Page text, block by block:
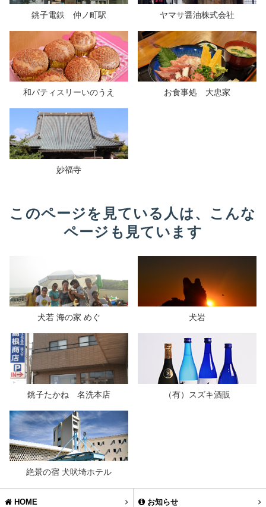
銚子電鉄 仲ノ町駅 ヤマサ醤油株式会社
和パティスリーいのうえ お食事処 大忠家
妙福寺
このページを見ている人は、こんな
ページも見ています
犬若 海の家 めぐ 犬岩
銚子たかね 名洗本店 （有）スズキ酒販
絶景の宿 犬吠埼ホテル
HOME お知らせ